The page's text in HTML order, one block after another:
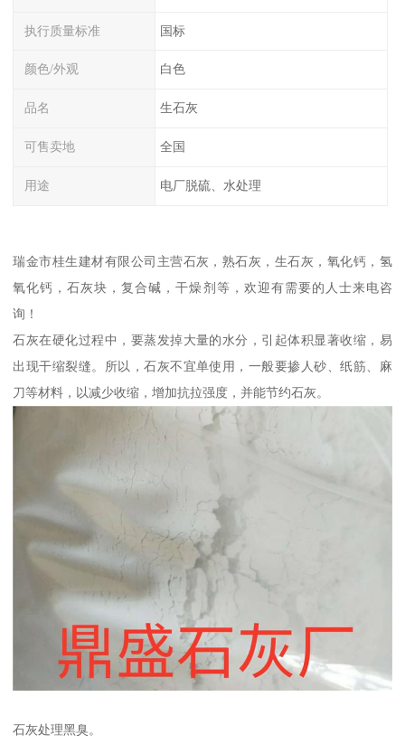
执行质量标准 国标
颜色/外观 白色
品名 生石灰
可售卖地 全国
用途 电厂脱硫、水处理
瑞金市桂生建材有限公司主营石灰，熟石灰，生石灰，氧化钙，氢
氧化钙，石灰块，复合碱，干燥剂等，欢迎有需要的人士来电咨
询！
石灰在硬化过程中，要蒸发掉大量的水分，引起体积显著收缩，易
出现干缩裂缝。所以，石灰不宜单使用，一般要掺人砂、纸筋、麻
刀等材料，以减少收缩，增加抗拉强度，并能节约石灰。
石灰处理黑臭。